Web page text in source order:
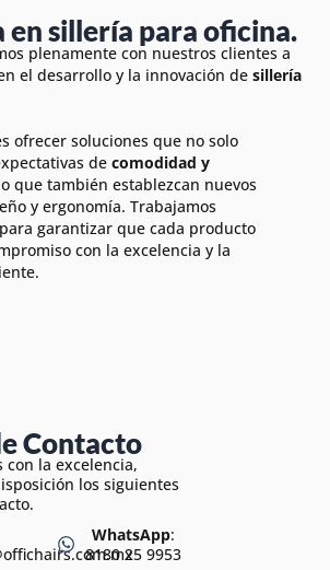
en sillería para oficina.
plenamente con nuestros clientes a
el desarrollo y la innovación de sillería
ofrecer soluciones que no solo
de comodidad y
que también establezcan nuevos
y ergonomía. Trabajamos
garantizar que cada producto
con la excelencia y la
Contacto
con la excelencia,
los siguientes
WhatsApp:
8180 25 9953